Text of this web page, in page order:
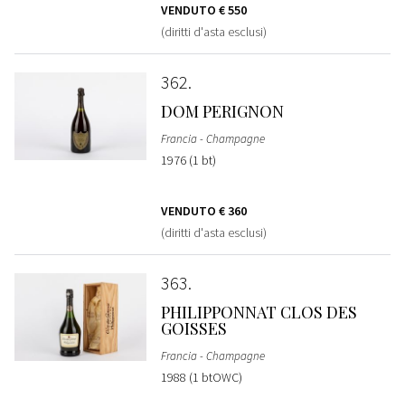
VENDUTO € 550
(diritti d'asta esclusi)
362
DOM PERIGNON
Francia - Champagne
1976 (1 bt)
VENDUTO € 360
(diritti d'asta esclusi)
363
PHILIPPONNAT CLOS DES
GOISSES
Francia - Champagne
1988 (1 btOWC)